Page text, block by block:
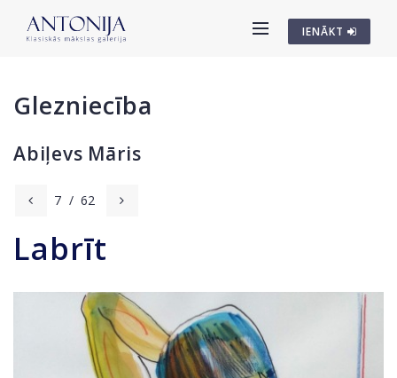
IENĀKT
Glezniecība
Abiļevs Māris
7 / 62
Labrīt